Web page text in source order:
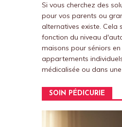
Si vous cherchez des
pour vos parents ou
alternatives existe. Cela
fonction du niveau
maisons pour séniors
appartements
médicalisée ou dans
SOIN PÉDICURIE